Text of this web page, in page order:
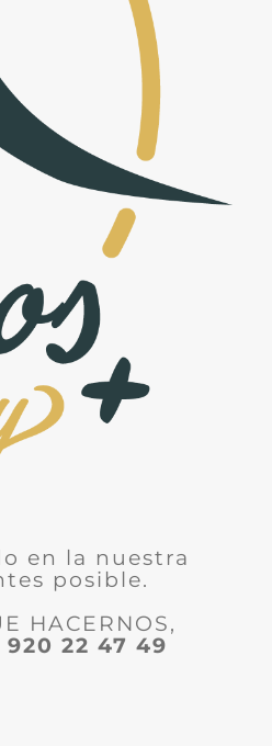
en la nuestra
posible.
HACERNOS,
920 22 47 49